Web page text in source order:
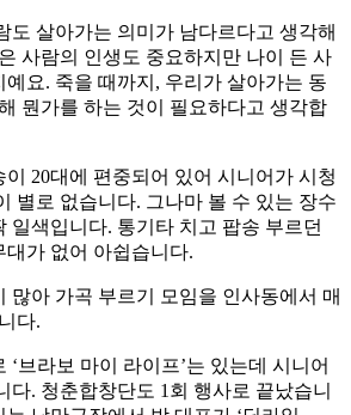
도 살아가는 의미가 남다르다고 생각해
사람의 인생도 중요하지만 나이 든 사
요. 죽을 때까지, 우리가 살아가는 동
뭔가를 하는 것이 필요하다고 생각합
20대에 편중되어 있어 시니어가 시청
별로 없습니다. 그나마 볼 수 있는 장수
일색입니다. 통기타 치고 팝송 부르던
가 없어 아쉽습니다.
많아 가곡 부르기 모임을 인사동에서 매
다.
‘브라보 마이 라이프’는 있는데 시니어
다. 청춘합창단도 1회 행사로 끝났습니